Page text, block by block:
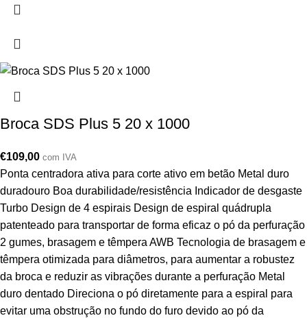
Broca SDS Plus 5 20 x 1000
€109,00 com IVA
Ponta centradora ativa para corte ativo em betão Metal duro
duradouro Boa durabilidade/resistência Indicador de desgaste
Turbo Design de 4 espirais Design de espiral quádrupla
patenteado para transportar de forma eficaz o pó da perfuração
2 gumes, brasagem e têmpera AWB Tecnologia de brasagem e
têmpera otimizada para diâmetros, para aumentar a robustez
da broca e reduzir as vibrações durante a perfuração Metal
duro dentado Direciona o pó diretamente para a espiral para
evitar uma obstrução no fundo do furo devido ao pó da